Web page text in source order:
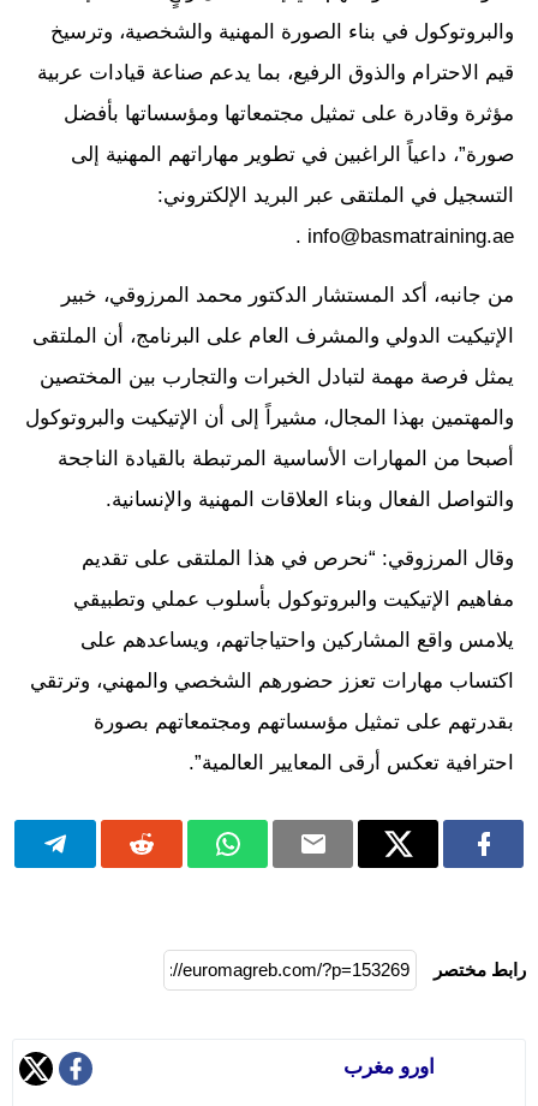
والبروتوكول في بناء الصورة المهنية والشخصية، وترسيخ
قيم الاحترام والذوق الرفيع، بما يدعم صناعة قيادات عربية
مؤثرة وقادرة على تمثيل مجتمعاتها ومؤسساتها بأفضل
صورة”، داعياً الراغبين في تطوير مهاراتهم المهنية إلى
التسجيل في الملتقى عبر البريد الإلكتروني:
info@basmatraining.ae .
من جانبه، أكد المستشار الدكتور محمد المرزوقي، خبير
الإتيكيت الدولي والمشرف العام على البرنامج، أن الملتقى
يمثل فرصة مهمة لتبادل الخبرات والتجارب بين المختصين
والمهتمين بهذا المجال، مشيراً إلى أن الإتيكيت والبروتوكول
أصبحا من المهارات الأساسية المرتبطة بالقيادة الناجحة
والتواصل الفعال وبناء العلاقات المهنية والإنسانية.
وقال المرزوقي: “نحرص في هذا الملتقى على تقديم
مفاهيم الإتيكيت والبروتوكول بأسلوب عملي وتطبيقي
يلامس واقع المشاركين واحتياجاتهم، ويساعدهم على
اكتساب مهارات تعزز حضورهم الشخصي والمهني، وترتقي
بقدرتهم على تمثيل مؤسساتهم ومجتمعاتهم بصورة
احترافية تعكس أرقى المعايير العالمية”.
رابط مختصر
اورو مغرب